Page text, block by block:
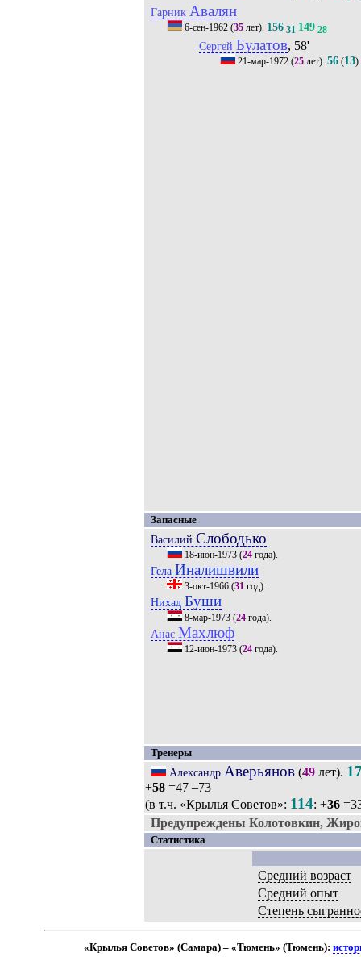
Гарник Авалян
6-сен-1962(35лет). 156 31 149 28
Сергей Булатов, 58'
21-мар-1972 (25 лет).56 (13)
Запасные
Василий Слободько
18-июн-1973(24года).
Гела Иналишвили
3-окт-1966(31год).
Нихад Буши
8-мар-1973(24года).
Анас Махлюф
12-июн-1973(24года).
Тренеры
Александр Аверьянов(49лет).
+58 =47 –73
(в т.ч. «Крылья Советов»: 114: +36
Предупреждены Колотовкин,
Статистика
Средний возраст
Средний опыт
Степень
«Крылья Советов» (Самара) – «Тюмень» (Тюмень):